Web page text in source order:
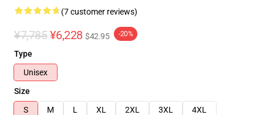
(7 customer reviews)
¥7,785 ¥6,228 $42.95 -20%
Type
Unisex
Size
S
M L XL 2XL 3XL
4XL